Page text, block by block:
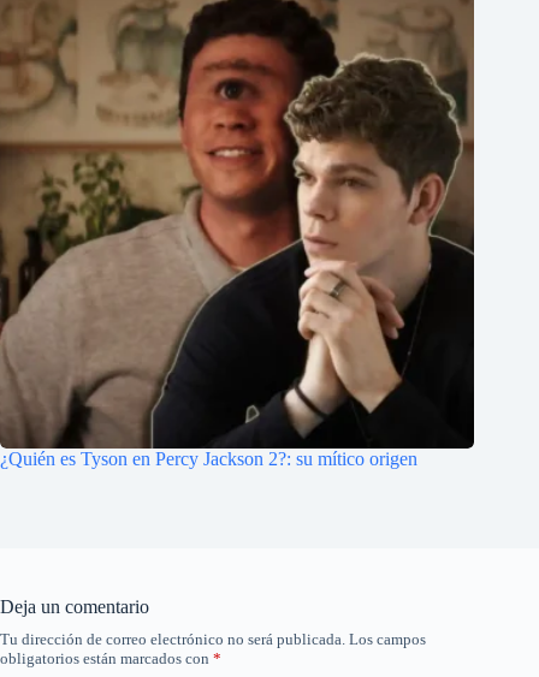
¿Quién es Tyson en Percy Jackson 2?: su mítico origen
Deja un comentario
Tu dirección de correo electrónico no será publicada. Los campos
obligatorios están marcados con *